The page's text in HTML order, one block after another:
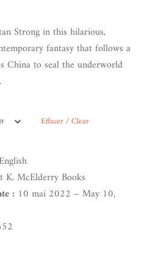
Strong in this hilarious,
fantasy that follows a
China to seal the underworld
Effacer / Clear
K. McElderry Books
: 10 mai 2022 – May 10,